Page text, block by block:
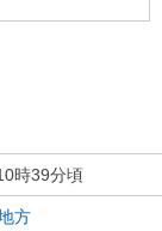
時39分頃
方